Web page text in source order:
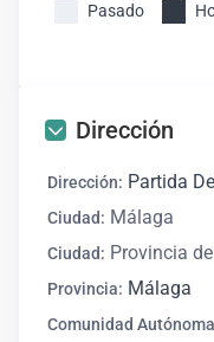
Pasado
Dirección
Dirección: Partida
Ciudad: Málaga
Ciudad: Provincia
Provincia: Málaga
Comunidad